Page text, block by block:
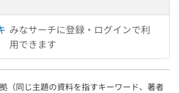
みなサーチに登録・ログインで利
用できます
（同じ主題の資料を指すキーワード、著者